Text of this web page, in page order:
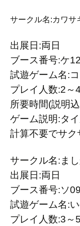
サークル名:カワサ
出展日:両日
ブース番号:ケ12
試遊ゲーム名:
プレイ人数:2～
所要時間(説明
ゲーム説明:タ
計算不要でサク
サークル名:ま
出展日:両日
ブース番号:ソ09
試遊ゲーム名:
プレイ人数:3～